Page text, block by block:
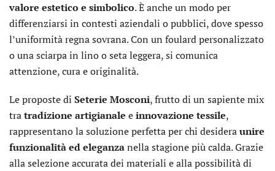
valore estetico e simbolico. È anche un modo per
differenziarsi in contesti aziendali o pubblici, dove spesso
l’uniformità regna sovrana. Con un foulard personalizzato
o una sciarpa in lino o seta leggera, si comunica
attenzione, cura e originalità.
Le proposte di Seterie Mosconi, frutto di un sapiente mix
tratradizione artigianale einnovazione tessile,
rappresentano la soluzione perfetta per chi desideraunire
funzionalità ed eleganzanella stagione più calda. Grazie
alla selezione accurata dei materiali e alla possibilità di